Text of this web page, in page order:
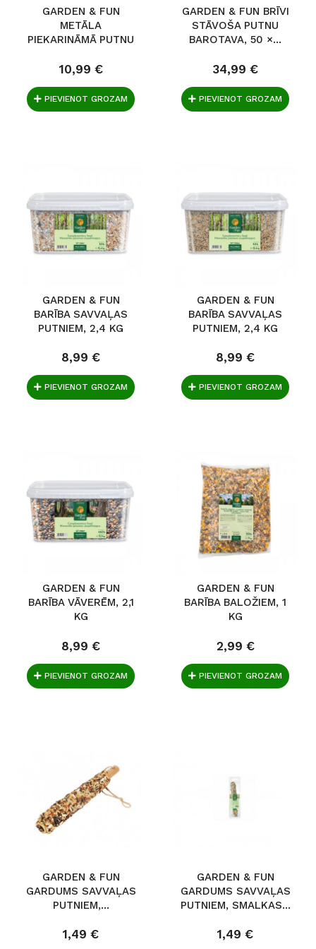
GARDEN & FUN
METĀLA
PIEKARINĀMĀ PUTNU
10,99 €
PIEVIENOT GROZAM
GARDEN & FUN BRĪVI
STĀVOŠA PUTNU
BAROTAVA, 50 ×...
34,99 €
PIEVIENOT GROZAM
GARDEN & FUN
BARĪBA SAVVAĻAS
PUTNIEM, 2,4 KG
8,99 €
PIEVIENOT GROZAM
GARDEN & FUN
BARĪBA SAVVAĻAS
PUTNIEM, 2,4 KG
8,99 €
PIEVIENOT GROZAM
GARDEN & FUN
BARĪBA VĀVERĒM, 2,1
KG
8,99 €
PIEVIENOT GROZAM
GARDEN & FUN
BARĪBA BALOŽIEM, 1
KG
2,99 €
PIEVIENOT GROZAM
GARDEN & FUN
GARDUMS SAVVAĻAS
PUTNIEM,...
1,49 €
GARDEN & FUN
GARDUMS SAVVAĻAS
PUTNIEM, SMALKAS...
1,49 €